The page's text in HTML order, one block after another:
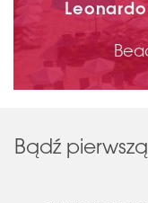
Bądź